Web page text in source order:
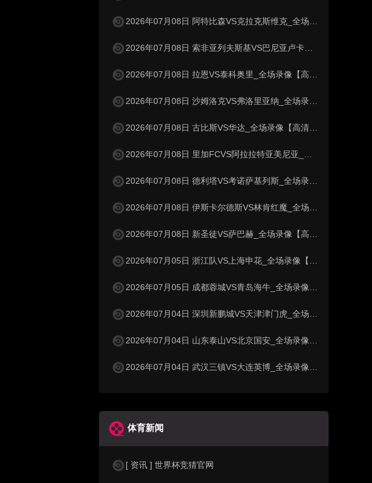
2026年07月08日 阿特比森VS克拉克斯维克_全场录像【高清回放】
2026年07月08日 索非亚列夫斯基VS巴尼亚卢卡战士_全场录像【高清回放】
2026年07月08日 拉恩VS泰科奥里_全场录像【高清回放】
2026年07月08日 沙姆洛克VS弗洛里亚纳_全场录像【高清回放】
2026年07月08日 古比斯VS华达_全场录像【高清回放】
2026年07月08日 里加FCVS阿拉拉特亚美尼亚_全场录像【高清回放】
2026年07月08日 德利塔VS考诺萨基列斯_全场录像【高清回放】
2026年07月08日 伊斯卡尔德斯VS林肯红魔_全场录像【高清回放】
2026年07月08日 新圣徒VS萨巴赫_全场录像【高清回放】
2026年07月05日 浙江队VS上海申花_全场录像【高清回放】
2026年07月05日 成都蓉城VS青岛海牛_全场录像【高清回放】
2026年07月04日 深圳新鹏城VS天津津门虎_全场录像【高清回放】
2026年07月04日 山东泰山VS北京国安_全场录像【高清回放】
2026年07月04日 武汉三镇VS大连英博_全场录像【高清回放】
体育新闻
[ 资讯 ] 世界杯竞猜官网